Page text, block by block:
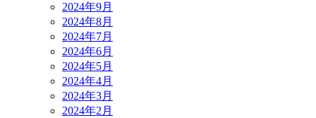
2024年9月
2024年8月
2024年7月
2024年6月
2024年5月
2024年4月
2024年3月
2024年2月